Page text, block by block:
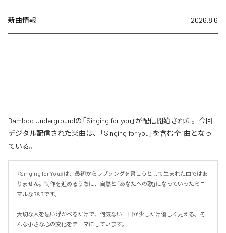
新曲情報 2026.8.6
Bamboo Undergroundの「Singing for you」が配信開始された。今回
デジタル配信された楽曲は、「Singing for you」を含む全1曲となっ
ている。
『Singing for You』は、最初からラブソングを書こうとして生まれた曲ではあ
りません。制作を進めるうちに、自然と「あなたへの歌」になっていったミニ
マルなR&Bです。
大切な人を思い浮かべるだけで、何気ない一日が少しだけ優しく見える。そ
んな小さな心の変化をテーマにしています。